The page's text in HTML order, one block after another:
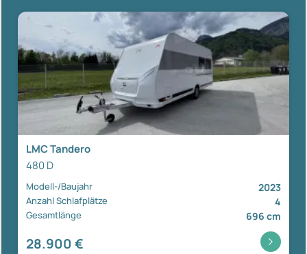
LMC Tandero
480 D
Modell-/Baujahr 2023
Anzahl Schlafplätze 4
Gesamtlänge 696 cm
28.900 €